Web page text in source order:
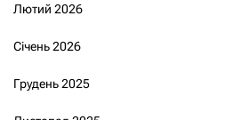
Лютий 2026
Січень 2026
Грудень 2025